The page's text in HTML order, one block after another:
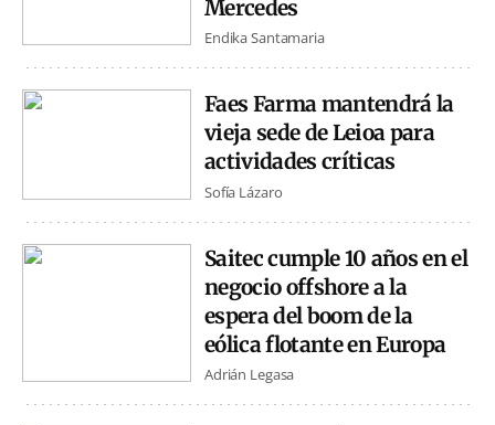
Mercedes
Endika Santamaria
Faes Farma mantendrá la
vieja sede de Leioa para
actividades críticas
Sofía Lázaro
Saitec cumple 10 años en el
negocio offshore a la
espera del boom de la
eólica flotante en Europa
Adrián Legasa